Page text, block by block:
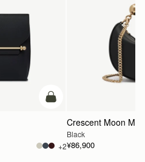
カートに追加
+2
Crescent Moon Mini
Black
¥86,900